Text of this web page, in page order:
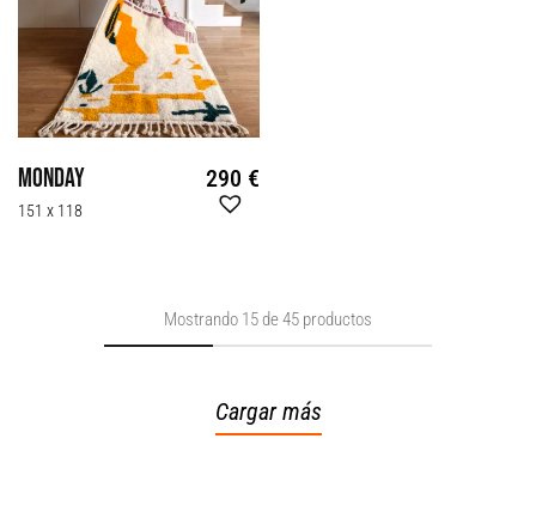
Monday 290 €
151 x 118
Mostrando 15de45 productos
Cargar más